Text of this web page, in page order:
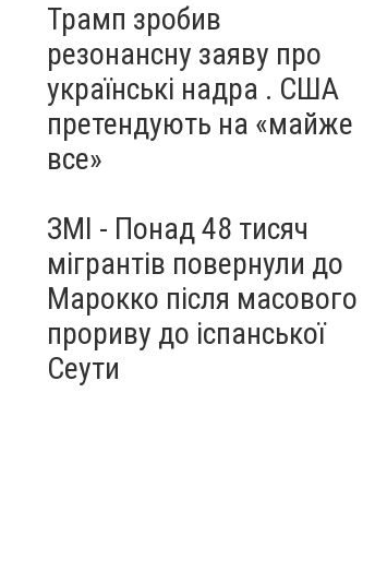
Трамп зробив
резонансну заяву про
українські надра . США
претендують на «майже
все»
ЗМІ - Понад 48 тисяч
мігрантів повернули до
Марокко після масового
прориву до іспанської
Сеути